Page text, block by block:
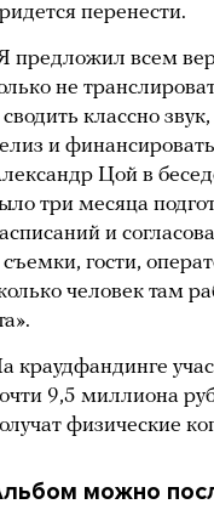
перенести.
предложил всем
не
классно
и
Цой в
три месяца
и
съемки, гости,
человек там
краудфандинге
9,5 миллиона
физические
можно